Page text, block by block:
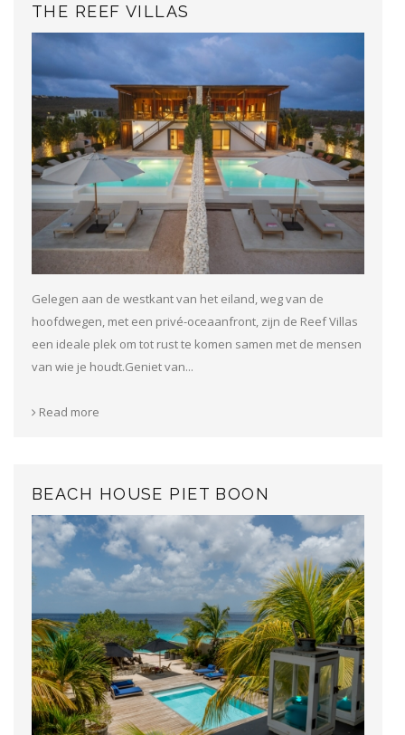
THE REEF VILLAS
Gelegen aan de westkant van het eiland, weg van de
hoofdwegen, met een privé-oceaanfront, zijn de Reef Villas
een ideale plek om tot rust te komen samen met de mensen
van wie je houdt.Geniet van...
Read more
BEACH HOUSE PIET BOON